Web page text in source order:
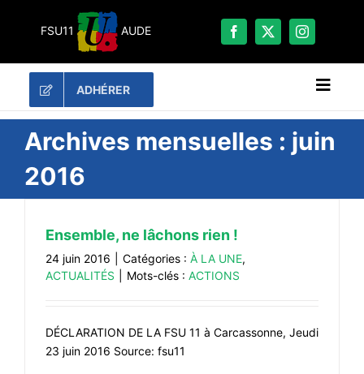
FSU11 AUDE
ADHÉRER
RECHERCHER:
LA FSU 11
DOSSIERS
CONTACT
Archives mensuelles : juin
2016
Ensemble, ne lâchons rien !
24 juin 2016 Catégories : À LA UNE,
ACTUALITÉS
Mots-clés : ACTIONS
DÉCLARATION DE LA FSU 11 à Carcassonne, Jeudi
23 juin 2016 Source: fsu11